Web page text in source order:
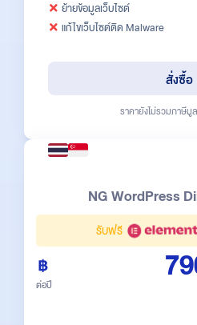
ย้ายข้อมูลเว็บไซต์
แก้ไขเว็บไซต์ติด Malware
สั่งซื้อ
ราคายังไม่รวมภาษีมู
NG WordPress
รับฟรี
ต่อปี